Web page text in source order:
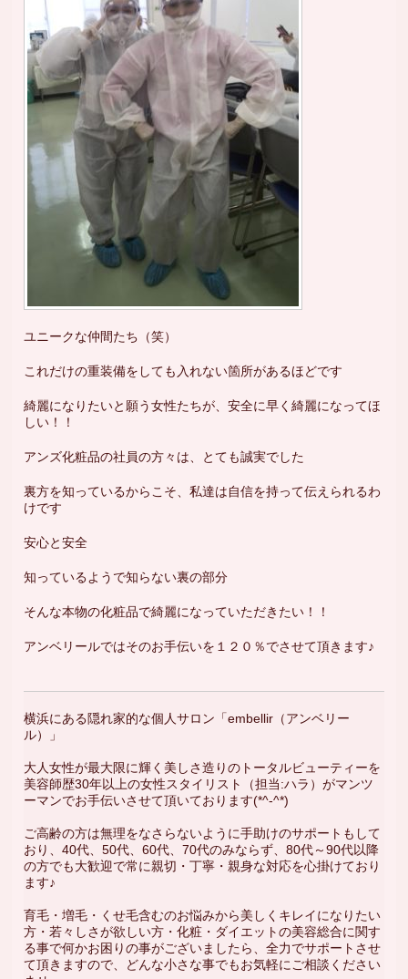
ユニークな仲間たち（笑）
これだけの重装備をしても入れない箇所があるほどです
綺麗になりたいと願う女性たちが、安全に早く綺麗になってほ
しい！！
アンズ化粧品の社員の方々は、とても誠実でした
裏方を知っているからこそ、私達は自信を持って伝えられるわ
けです
安心と安全
知っているようで知らない裏の部分
そんな本物の化粧品で綺麗になっていただきたい！！
アンベリールではそのお手伝いを１２０％でさせて頂きます♪
横浜にある隠れ家的な個人サロン「embellir（アンベリー
ル）」
大人女性が最大限に輝く美しさ造りのトータルビューティーを
美容師歴30年以上の女性スタイリスト（担当:ハラ）がマンツ
ーマンでお手伝いさせて頂いております(*^-^*)
ご高齢の方は無理をなさらないように手助けのサポートもして
おり、40代、50代、60代、70代のみならず、80代～90代以降
の方でも大歓迎で常に親切・丁寧・親身な対応を心掛けており
ます♪
育毛・増毛・くせ毛含むのお悩みから美しくキレイになりたい
方・若々しさが欲しい方・化粧・ダイエットの美容総合に関す
る事で何かお困りの事がございましたら、全力でサポートさせ
て頂きますので、どんな小さな事でもお気軽にご相談ください